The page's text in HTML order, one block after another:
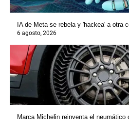
IA de Meta se rebela y 'hackea' a otra
6 agosto, 2026
Marca Michelin reinventa el